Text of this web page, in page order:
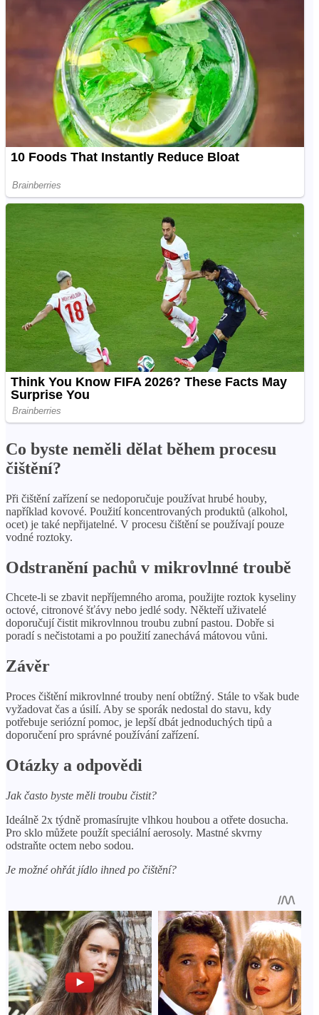
Co byste neměli dělat během procesu
čištění?
Při čištění zařízení se nedoporučuje používat hrubé houby,
například kovové. Použití koncentrovaných produktů (alkohol,
ocet) je také nepřijatelné. V procesu čištění se používají pouze
vodné roztoky.
Odstranění pachů v mikrovlnné troubě
Chcete-li se zbavit nepříjemného aroma, použijte roztok kyseliny
octové, citronové šťávy nebo jedlé sody. Někteří uživatelé
doporučují čistit mikrovlnnou troubu zubní pastou. Dobře si
poradí s nečistotami a po použití zanechává mátovou vůni.
Závěr
Proces čištění mikrovlnné trouby není obtížný. Stále to však bude
vyžadovat čas a úsilí. Aby se sporák nedostal do stavu, kdy
potřebuje seriózní pomoc, je lepší dbát jednoduchých tipů a
doporučení pro správné používání zařízení.
Otázky a odpovědi
Jak často byste měli troubu čistit?
Ideálně 2x týdně promasírujte vlhkou houbou a otřete dosucha.
Pro sklo můžete použít speciální aerosoly. Mastné skvrny
odstraňte octem nebo sodou.
Je možné ohřát jídlo ihned po čištění?